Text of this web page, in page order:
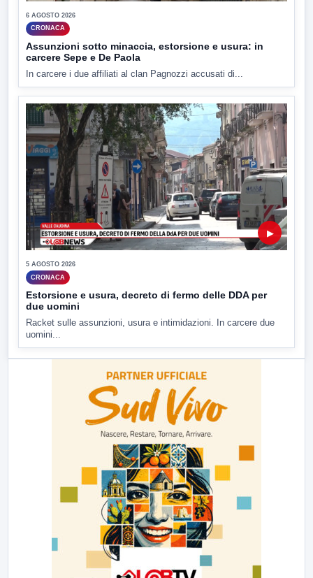
6 AGOSTO 2026
CRONACA
Assunzioni sotto minaccia, estorsione e usura: in
carcere Sepe e De Paola
In carcere i due affiliati al clan Pagnozzi accusati di...
▶
5 AGOSTO 2026
CRONACA
Estorsione e usura, decreto di fermo delle DDA per
due uomini
Racket sulle assunzioni, usura e intimidazioni. In carcere due
uomini...